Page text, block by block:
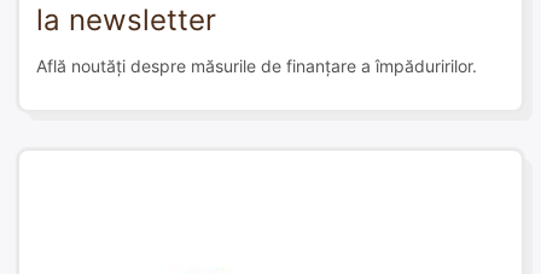
la newsletter
Află noutăți despre măsurile de finanțare a împăduririlor.